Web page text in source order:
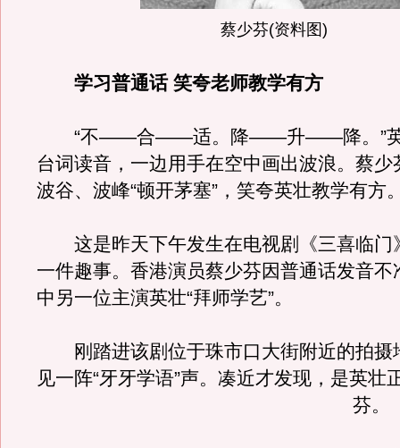
蔡少芬(资料图)
学习普通话 笑夸老师教学有方
“不——合——适。降——升——降。”英
台词读音，一边用手在空中画出波浪。蔡少
波谷、波峰“顿开茅塞”，笑夸英壮教学有方
这是昨天下午发生在电视剧《三喜临门
一件趣事。香港演员蔡少芬因普通话发音不
中另一位主演英壮“拜师学艺”。
刚踏进该剧位于珠市口大街附近的拍摄
见一阵“牙牙学语”声。凑近才发现，是英壮
芬。